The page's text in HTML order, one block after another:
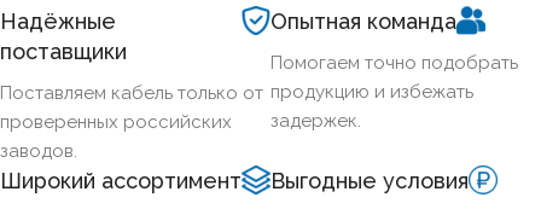
Надёжные
поставщики
Поставляем кабель только от
проверенных российских
заводов.
Опытная команда
Помогаем точно подобрать
продукцию и избежать
задержек.
Широкий ассортимент Выгодные условия